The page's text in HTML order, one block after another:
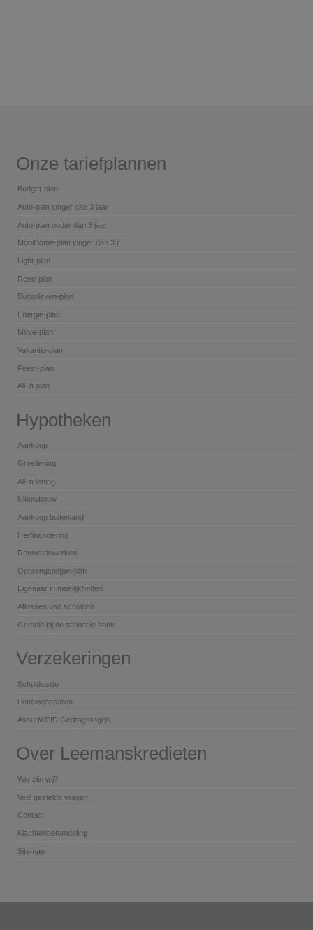
Onze tariefplannen
Budget-plan
Auto-plan jonger dan 3 jaar
Auto-plan ouder dan 3 jaar
Mobilhome-plan jonger dan 3 jr
Light-plan
Reno-plan
Buitenleven-plan
Energie-plan
Move-plan
Vakantie-plan
Feest-plan
All-in plan
Hypotheken
Aankoop
Groeilening
All-in lening
Nieuwbouw
Aankoop buitenland
Herfinanciering
Renovatiewerken
Opbrengsteigendom
Eigenaar in moeilijkheden
Aflossen van schulden
Gemeld bij de nationale bank
Verzekeringen
Schuldsaldo
Pensioensparen
AssurMiFID Gedragsregels
Over Leemanskredieten
Wie zijn wij?
Veel gestelde vragen
Contact
Klachtenbehandeling
Sitemap